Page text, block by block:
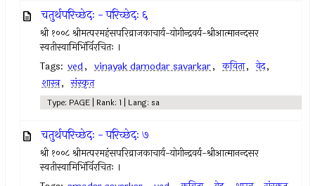
चतुर्थपरिच्छेदः - परिच्छेदः ६
श्री १००८ श्रीमत्परमहंसपरिव्राजकाचार्य-योगीन्द्रवर्य-श्रीआत्मानन्दसर
स्वतीस्वामिभिंर्विरचितः ।
Tags: ved, vinayak damodar savarkar, कविता, वेद,
शास्त्र, संस्कृत
Type: PAGE | Rank: 1 | Lang: sa
चतुर्थपरिच्छेदः - परिच्छेदः ७
श्री १००८ श्रीमत्परमहंसपरिव्राजकाचार्य-योगीन्द्रवर्य-श्रीआत्मानन्दसर
स्वतीस्वामिभिंर्विरचितः ।